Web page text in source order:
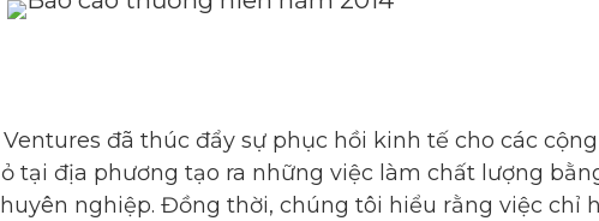
đã thúc đẩy sự phục hồi kinh tế cho các
tại địa phương tạo ra những việc làm chất lượng
nghiệp. Đồng thời, chúng tôi hiểu rằng việc chỉ